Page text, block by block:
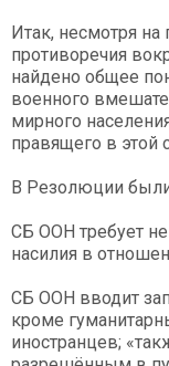
Итак, несмотря на
противоречия
найдено общее
военного
мирного
правящего в этой
В Резолюции
СБ ООН требует
насилия в
СБ ООН вводит
кроме
иностранцев;